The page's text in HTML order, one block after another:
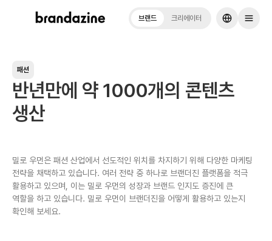
브랜드 크리에이터
밀로 우먼은 패션 산업에서 선도적인 위치를 차지하기 위해 다양한 마케팅
전략을 채택하고 있습니다. 여러 전략 중 하나로 브랜더진 플랫폼을 적극
활용하고 있으며, 이는 밀로 우먼의 성장과 브랜드 인지도 증진에 큰
역할을 하고 있습니다. 밀로 우먼이 브랜더진을 어떻게 활용하고 있는지
확인해 보세요.
패션
반년만에 약 1000개의 콘텐츠
생산